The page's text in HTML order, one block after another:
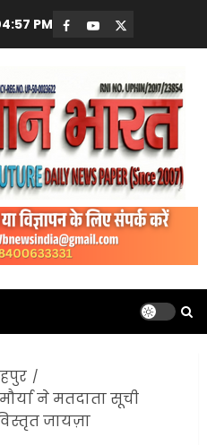
PM Facebook
Youtube
X
ने मतदाता सूची
जायज़ा